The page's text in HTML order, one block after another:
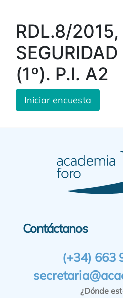
RDL.8/2015,
(1º). P.I. A2
Iniciar encuesta
Contáctanos
(+34) 663
¿Dónde